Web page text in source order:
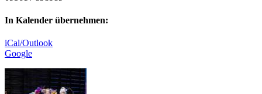
In Kalender übernehmen:
iCal/Outlook
Google